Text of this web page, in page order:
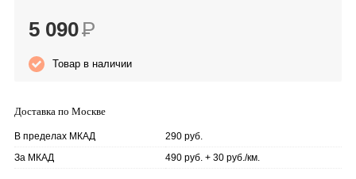
5 090Р
Товар в наличии
Доставка по Москве
В пределах МКАД
290 руб.
За МКАД
490 руб. + 30 руб./км.